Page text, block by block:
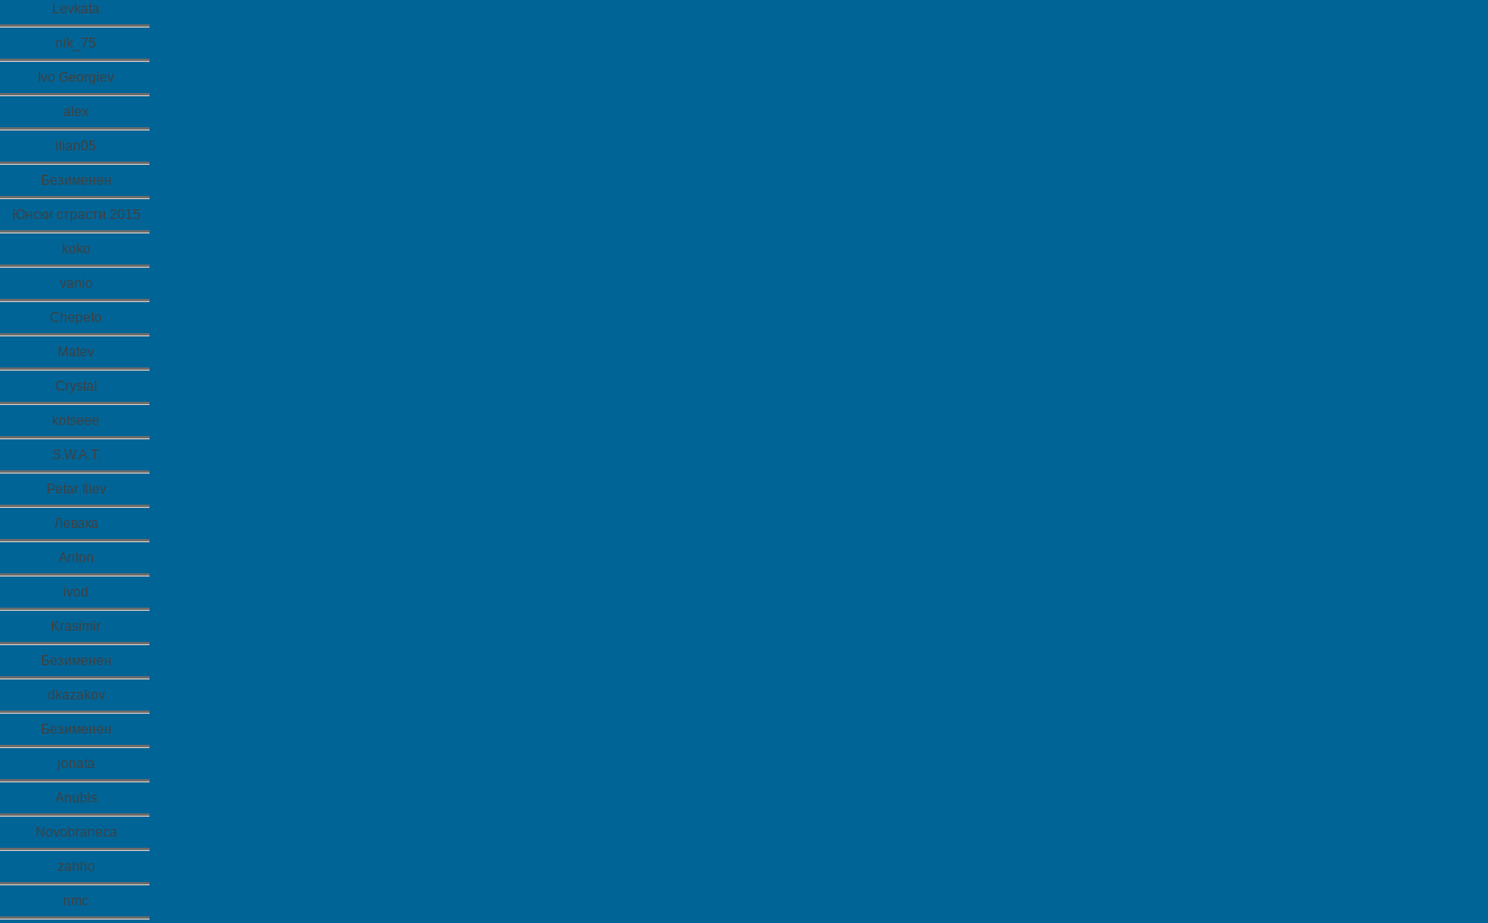
Levkata
nik_75
Ivo Georgiev
alex
ilian05
Безименен
Юнски страсти 2015
koko
vanio
Chepeto
Matev
Crystal
kotseee
S.W.A.T.
Petar Iliev
Левака
Anton
ivod
Krasimir
Безименен
dkazakov
Безименен
jonata
Anubis
Novobraneca
zahho
nmc